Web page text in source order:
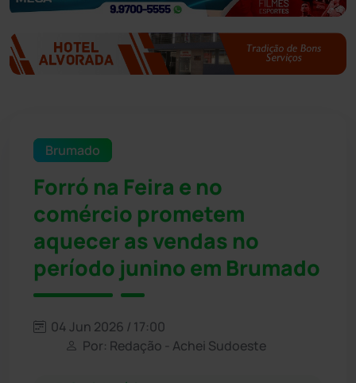
Brumado
Forró na Feira e no
comércio prometem
aquecer as vendas no
período junino em Brumado
04 Jun 2026 / 17:00
Por: Redação - Achei Sudoeste